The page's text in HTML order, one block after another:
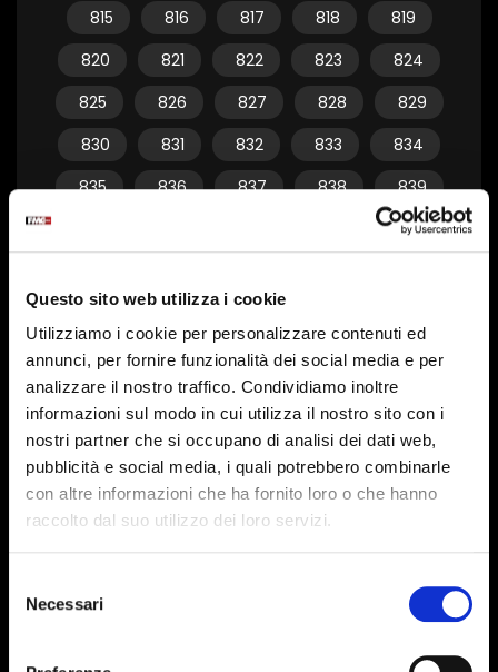
Questo sito web utilizza i cookie
Utilizziamo i cookie per personalizzare contenuti ed
annunci, per fornire funzionalità dei social media e per
analizzare il nostro traffico. Condividiamo inoltre
informazioni sul modo in cui utilizza il nostro sito con i
nostri partner che si occupano di analisi dei dati web,
pubblicità e social media, i quali potrebbero combinarle
con altre informazioni che ha fornito loro o che hanno
raccolto dal suo utilizzo dei loro servizi.
delNecessari
815
816 817 818
819
820
821 822 823
824
825
826 827 828
829
830
831 832 833
834
835
836 837 838
839
844
855
856 857 858
859
860
861 862 863
864
865
866 867 868
869
870
871 872
875
876 877 878
885
889
894